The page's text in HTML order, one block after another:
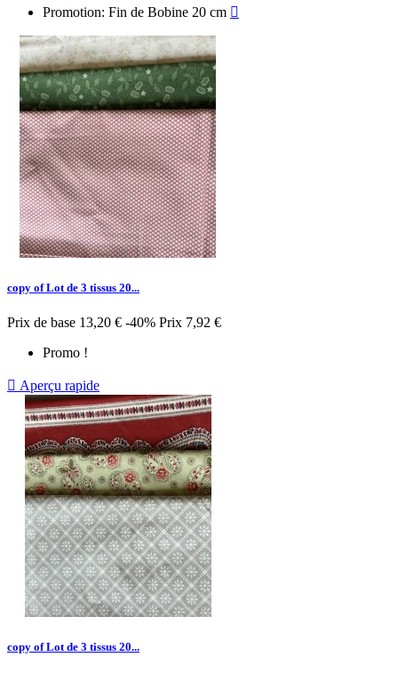
Promotion: Fin de Bobine 20 cm 
copy of Lot de 3 tissus 20...
Prix de base 13,20 € -40% Prix 7,92 €
Promo !
 Aperçu rapide
copy of Lot de 3 tissus 20...